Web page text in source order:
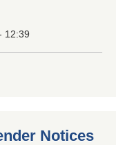
12:39
Notices